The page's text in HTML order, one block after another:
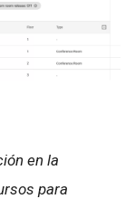
en la
para